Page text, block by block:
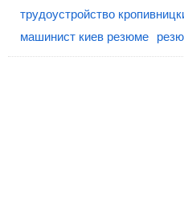
трудоустройство
машинист киев резюме